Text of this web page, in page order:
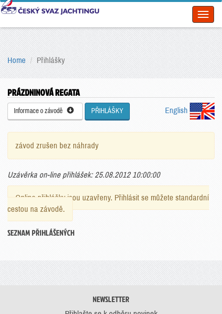
Home Přihlášky
PRÁZDNINOVÁ REGATA
Informace o závodě PŘIHLÁŠKY English
závod zrušen bez náhrady
Uzávěrka on-line přihlášek: 25.08.2012 10:00:00
Online přihlášky jsou uzavřeny. Přihlásit se můžete standardní
cestou na závodě.
SEZNAM PŘIHLÁŠENÝCH
NEWSLETTER